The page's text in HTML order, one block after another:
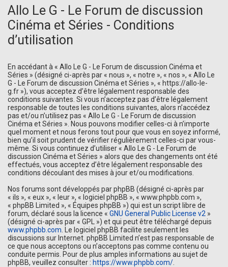
Allo Le G - Le Forum de discussion
Cinéma et Séries - Conditions
d’utilisation
En accédant à « Allo Le G - Le Forum de discussion Cinéma et
Séries » (désigné ci-après par « nous », « notre », « nos », « Allo Le
G - Le Forum de discussion Cinéma et Séries », « https://allo-le-
g.fr »), vous acceptez d’être légalement responsable des
conditions suivantes. Si vous n’acceptez pas d’être légalement
responsable de toutes les conditions suivantes, alors n’accédez
pas et/ou n’utilisez pas « Allo Le G - Le Forum de discussion
Cinéma et Séries ». Nous pouvons modifier celles-ci à n’importe
quel moment et nous ferons tout pour que vous en soyez informé,
bien qu’il soit prudent de vérifier régulièrement celles-ci par vous-
même. Si vous continuez d’utiliser « Allo Le G - Le Forum de
discussion Cinéma et Séries » alors que des changements ont été
effectués, vous acceptez d’être légalement responsable des
conditions découlant des mises à jour et/ou modifications.
Nos forums sont développés par phpBB (désigné ci-après par
« ils », « eux », « leur », « logiciel phpBB », « www.phpbb.com »,
« phpBB Limited », « Équipes phpBB ») qui est un script libre de
forum, déclaré sous la licence « GNU General Public License v2 »
(désigné ci-après par « GPL ») et qui peut être téléchargé depuis
www.phpbb.com . Le logiciel phpBB facilite seulement les
discussions sur Internet. phpBB Limited n’est pas responsable de
ce que nous acceptons ou n’acceptons pas comme contenu ou
conduite permis. Pour de plus amples informations au sujet de
phpBB, veuillez consulter : https://www.phpbb.com/